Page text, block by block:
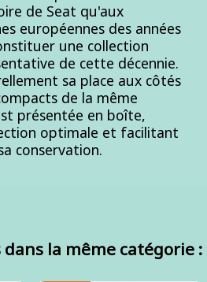
de Seat qu'aux
européennes des années
une collection
de cette décennie.
sa place aux côtés
de la même
présentée en boîte,
optimale et facilitant
conservation.
la même catégorie :